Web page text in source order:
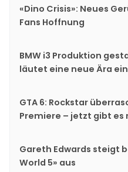
«Dino Crisis»: Neues
Fans Hoffnung
BMW i3 Produktion
läutet eine neue Ära ein
GTA 6: Rockstar
Premiere – jetzt gibt es
Gareth Edwards steigt
World 5» aus